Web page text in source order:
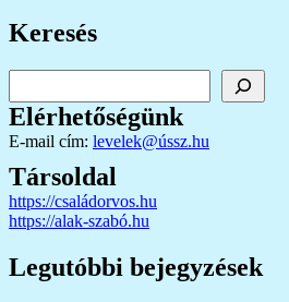
Keresés
Elérhetőségünk
E-mail cím: levelek@ússz.hu
Társoldal
https://családorvos.hu
https://alak-szabó.hu
Legutóbbi bejegyzések